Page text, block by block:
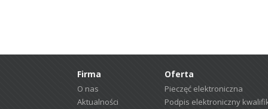
Firma
O nas
Aktualności
Oferta
Pieczęć elektroniczna
Podpis elektroniczny